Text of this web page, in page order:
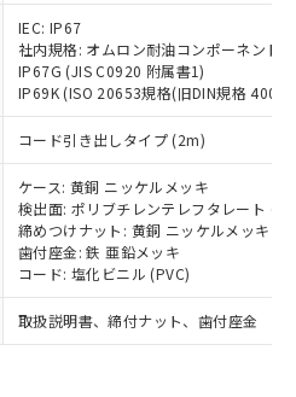
IEC: IP67
社内規格: オムロン耐油コンポーネント
IP67G (JIS C0920 附属書1)
IP69K (ISO 20653規格(旧DIN規格
コード引き出しタイプ (2m)
ケース: 黄銅 ニッケルメッキ
検出面: ポリブチレンテレフタレート
締めつけナット: 黄銅 ニッケルメッキ
歯付座金: 鉄 亜鉛メッキ
コード: 塩化ビニル (PVC)
取扱説明書、締付ナット、歯付座金
での実際の在庫および標
る場合があることをご
況および標準価格はお客
、またはお客様担当のオ
器販売店・当社販売員に
。
機器販売店や当社販売拠
ットワーク
」をご確認
標準価格結果を当社の
く第三者に漏洩または開
願いします。
（部品リスト作成サー
、
以下、ポリ臭化ビフェニル
リ臭化ジフェニルエーテル類
フタル酸ビス(2-エチルヘキシ
1000ppm以下、フタル酸ブチ
以下、フタル酸ジブチル
、フタル酸ジイソブチル
監視および制御機器に対する
質については閾値を超える意
確認しています。
状況などにより、予定
あります。
銀) : 1000ppm、 Cd(カドミウ
、 PBBs(ポリ臭化ビフェ
ポリ臭化ジフェニルエーテ
: 1000ppm、 DIBP(フタル酸ジ
BBP(フタル酸ブチルベンジ
ルヘキシル)) : 1000ppm
期限
10物質）のすべてが基
を示します。
状況下において有害物
、環境に深刻な影響を
などの必要な手続きを
物を破棄する場合は、完
など、違法に輸出されな
手段を講じます。
品を、核兵器、ミサイ
生物兵器またはその他
れらの製造装置等に一切
ん。
品を第三者に販売する
1、2および3の内容を当
知します。また当社は、
売に係わる関係者が違
それがある場合は、取
上の在庫あり
は満たないが在庫あり
(最新の在庫状況につ
お客様のお取引先、ま
様担当のオムロン制御
店・当社販売員にご確
い)
機種、また在庫状況の